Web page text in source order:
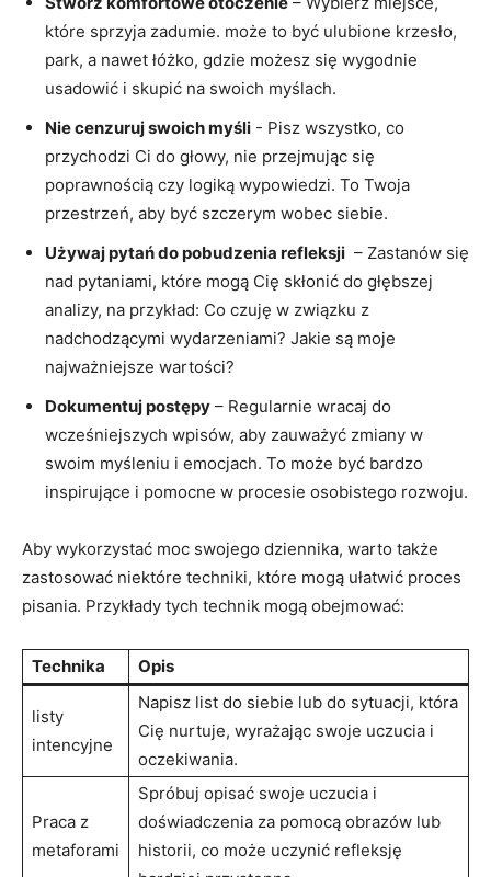
które sprzyja zadumie.⁢ może to⁢ być ulubione krzesło,
park,‌ a nawet łóżko, gdzie ‌możesz​ się⁣ wygodnie
usadowić i skupić ‍na swoich ‍myślach.
Nie cenzuruj swoich myśli ⁢- ⁤Pisz wszystko, ⁢co
przychodzi Ci ‍do ⁣głowy, nie ⁤przejmując się
⁢poprawnością ⁢czy logiką wypowiedzi. To Twoja⁢
przestrzeń, aby być szczerym wobec siebie.
Używaj pytań do pobudzenia refleksji ⁢ – Zastanów się
nad pytaniami, które mogą Cię skłonić do głębszej
analizy, na przykład: Co‍ czuję w związku z
nadchodzącymi​ wydarzeniami? Jakie są ⁤moje
najważniejsze wartości?
Dokumentuj postępy – Regularnie wracaj do
wcześniejszych wpisów, aby ⁣zauważyć zmiany w
swoim myśleniu i emocjach. To może być bardzo⁢
inspirujące i pomocne w procesie osobistego ⁤rozwoju.
Aby wykorzystać moc swojego dziennika, warto także
zastosować niektóre techniki,​ które mogą ułatwić⁤ proces
pisania. Przykłady tych technik ‍mogą obejmować:
Technika Opis
listy
intencyjne
Napisz list do siebie lub do sytuacji, która
Cię nurtuje, wyrażając swoje uczucia i
oczekiwania.
Praca z
metaforami
Spróbuj opisać swoje uczucia i
doświadczenia za pomocą obrazów lub
historii, ⁢co może uczynić refleksję